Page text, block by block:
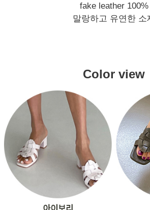
fake leather 100%
말랑하고 유연한 소
Color view